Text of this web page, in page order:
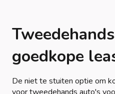
goedkope
De niet te stuiten optie om
voor tweedehands auto's